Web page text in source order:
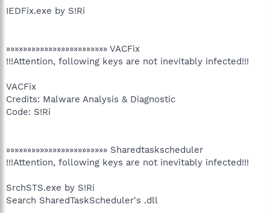
IEDFix.exe by S!Ri
»»»»»»»»»»»»»»»»»»»»»»»» VACFix
!!!Attention, following keys are not inevitably infected!!!
VACFix
Credits: Malware Analysis & Diagnostic
Code: S!Ri
»»»»»»»»»»»»»»»»»»»»»»»» Sharedtaskscheduler
!!!Attention, following keys are not inevitably infected!!!
SrchSTS.exe by S!Ri
Search SharedTaskScheduler's .dll